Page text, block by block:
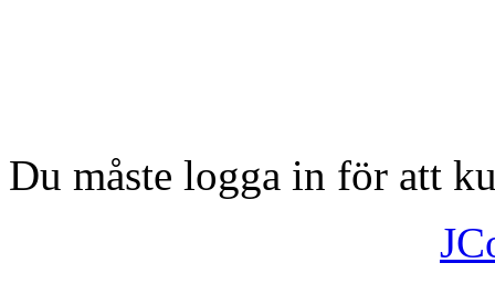
Du måste logga in för att